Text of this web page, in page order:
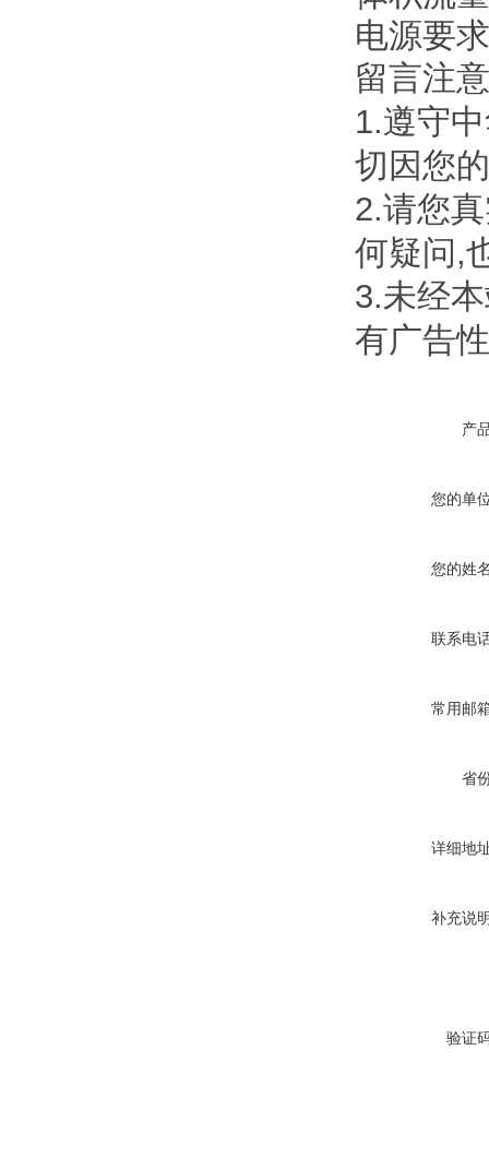
电源要
留言注
1.遵守
切因您
2.请您
何疑问,
3.未经
有广告
产
您的单
您的姓
联系电
常用邮
省
详细地
补充说
验证